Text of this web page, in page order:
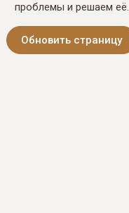
проблемы и решаем её.
Обновить страницу